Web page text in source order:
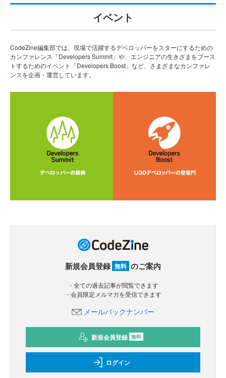
イベント
CodeZine編集部では、現場で活躍するデベロッパーをスターにするための
カンファレンス「Developers Summit」や、エンジニアの生きざまをブース
トするためのイベント「Developers Boost」など、さまざまなカンファレ
ンスを企画・運営しています。
新規会員登録 無料 のご案内
・全ての過去記事が閲覧できます
・会員限定メルマガを受信できます
メールバックナンバー
新規会員登録 無料
ログイン